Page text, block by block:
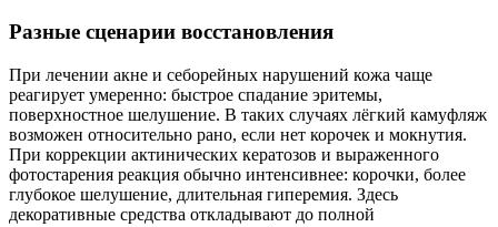
Разные сценарии восстановления
При лечении акне и себорейных нарушений кожа чаще
реагирует умеренно: быстрое спадание эритемы,
поверхностное шелушение. В таких случаях лёгкий камуфляж
возможен относительно рано, если нет корочек и мокнутия.
При коррекции актинических кератозов и выраженного
фотостарения реакция обычно интенсивнее: корочки, более
глубокое шелушение, длительная гиперемия. Здесь
декоративные средства откладывают до полной